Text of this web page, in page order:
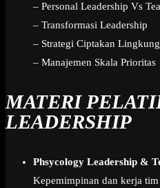
– Personal Leadership Vs
– Transformasi Leadership
– Strategi Ciptakan
– Manajemen Skala Prioritas
MATERI
LEADERSHIP
Phsycology Leadership &
Kepemimpinan dan kerja